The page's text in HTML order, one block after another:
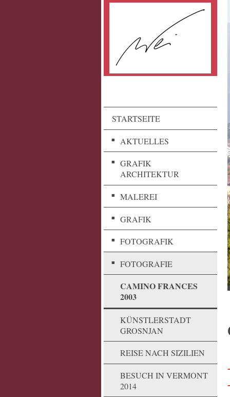
STARTSEITE
AKTUELLES
GRAFIK
ARCHITEKTUR
MALEREI
GRAFIK
FOTOGRAFIK
FOTOGRAFIE
CAMINO FRANCES
2003
KÜNSTLERSTADT
GROSNJAN
REISE NACH SIZILIEN
BESUCH IN VERMONT
2014